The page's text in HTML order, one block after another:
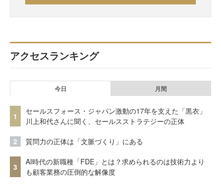
アクセスランキング
今日 月間
1
セールスフォース・ジャパン激動の17年を支えた「黒衣」
川上和代さんに聞く、セールスストラテジーの正体
2 質問力の正体は「文脈づくり」にある
3
AI時代の新職種「FDE」とは？求められるのは技術力より
も顧客業務の圧倒的な解像度